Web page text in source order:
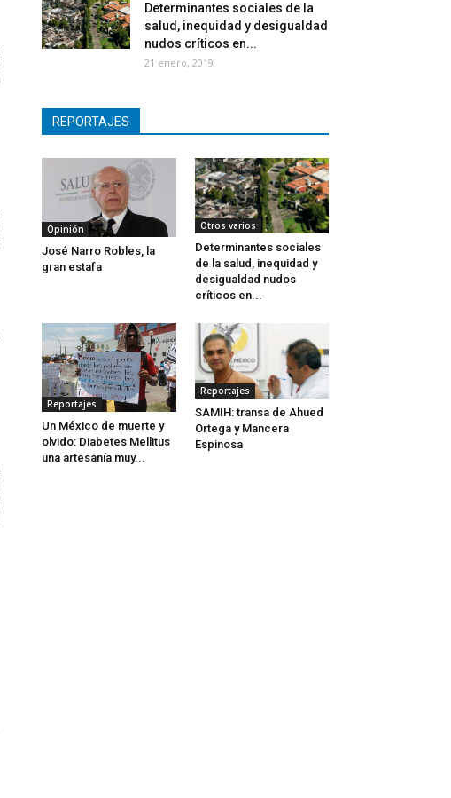
Determinantes sociales de la
salud, inequidad y desigualdad
nudos críticos en...
21 enero, 2019
REPORTAJES
Opinión
José Narro Robles, la
gran estafa
Otros varios
Determinantes sociales
de la salud, inequidad y
desigualdad nudos
críticos en...
Reportajes
Un México de muerte y
olvido: Diabetes Mellitus
una artesanía muy...
Reportajes
SAMIH: transa de Ahued
Ortega y Mancera
Espinosa